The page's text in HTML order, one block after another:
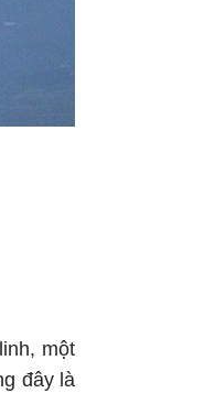
một
đây là